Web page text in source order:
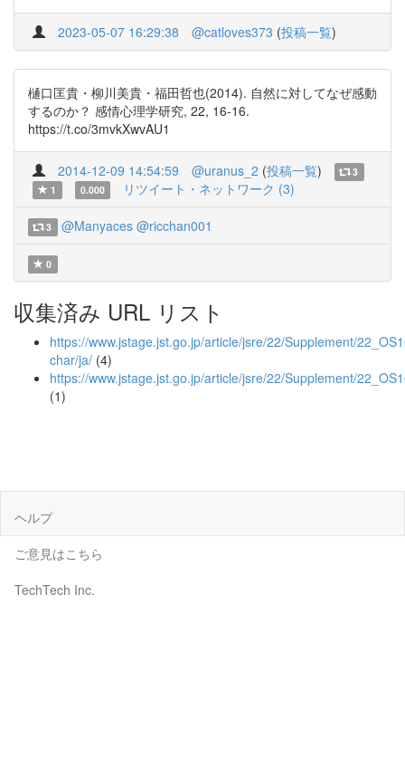
2023-05-07 16:29:38 @catloves373 (投稿一覧)
樋口匡貴・柳川美貴・福田哲也(2014). 自然に対してなぜ感動
するのか？ 感情心理学研究, 22, 16-16.
https://t.co/3mvkXwvAU1
2014-12-09 14:54:59 @uranus_2 (投稿一覧)
3
1
0.000 リツイート・ネットワーク (3)
3 @Manyaces @ricchan001
0
収集済み URL リスト
https://www.jstage.jst.go.jp/article/jsre/22/Supplement/
char/ja/ (4)
https://www.jstage.jst.go.jp/article/jsre/22/Supplement/
(1)
ヘルプ
ご意見はこちら
TechTech Inc.